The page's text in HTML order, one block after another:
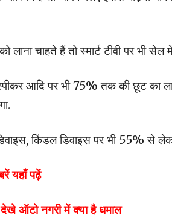
लाना चाहते हैं तो स्मार्ट टीवी पर भी
आदि पर भी 75% तक की छूट का
किंडल डिवाइस पर भी 55% से
यहाँ पढ़ें
ऑटो नगरी में क्या है धमाल